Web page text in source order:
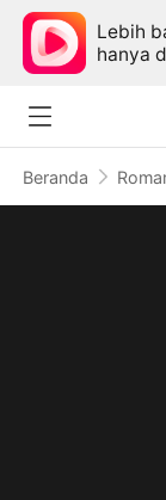
Lebih
hanya
Beranda